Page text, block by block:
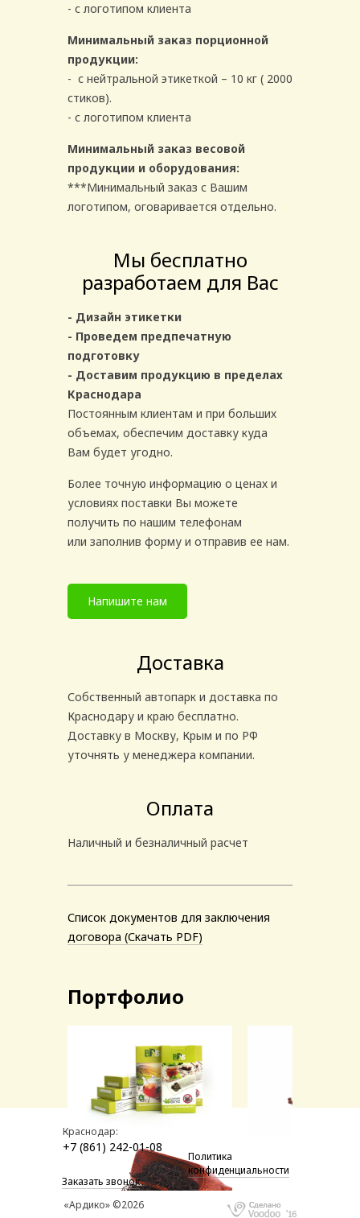
- с логотипом клиента
Минимальный заказ порционной
продукции:
- с нейтральной этикеткой – 10 кг ( 2000
стиков).
- с логотипом клиента
Минимальный заказ весовой
продукции и оборудования:
***Минимальный заказ с Вашим
логотипом, оговаривается отдельно.
Мы бесплатно
разработаем для Вас
- Дизайн этикетки
- Проведем предпечатную
подготовку
- Доставим продукцию в пределах
Краснодара
Постоянным клиентам и при больших
объемах, обеспечим доставку куда
Вам будет угодно.
Более точную информацию о ценах и
условиях поставки Вы можете
получить по нашим телефонам
или заполнив форму и отправив ее нам.
Напишите нам
Доставка
Собственный автопарк и доставка по
Краснодару и краю бесплатно.
Доставку в Москву, Крым и по РФ
уточнять у менеджера компании.
Оплата
Наличный и безналичный расчет
Список документов для заключения
договора (Скачать PDF)
Портфолио
Краснодар:
+7 (861) 242-01-08
Заказать звонок
Политика
конфиденциальности
«Ардико» ©2026